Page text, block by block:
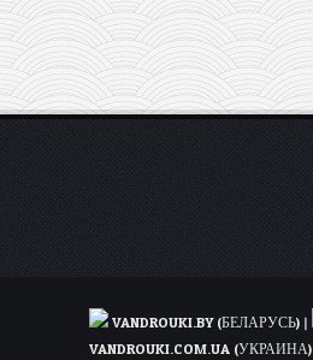
VANDROUKI.BY (БЕЛАРУСЬ) |
VANDROUKI.COM.UA (УКРАИНА)